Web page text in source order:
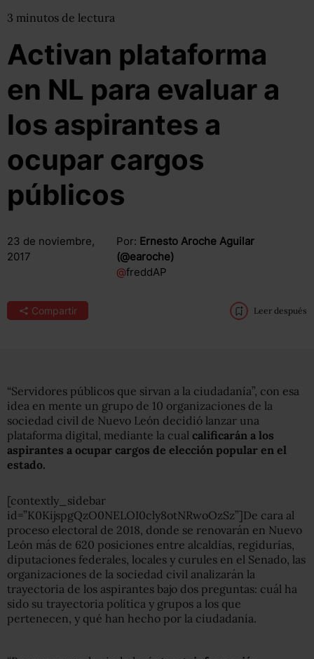
3 minutos de lectura
Activan plataforma
en NL para evaluar a
los aspirantes a
ocupar cargos
públicos
23 de noviembre,
2017
Por: Ernesto Aroche Aguilar
(@earoche)
@freddAP
Compartir Leer después
“Servidores públicos que sirvan a la ciudadanía”, con esa
idea en mente un grupo de 10 organizaciones de la
sociedad civil de Nuevo León decidió lanzar una
plataforma digital, mediante la cual calificarán a los
aspirantes a ocupar cargos de elección popular en el
estado.
[contextly_sidebar
id=”K0KijspgQzO0NELOI0cly8otNRwoOzSz”]De cara al
proceso electoral de 2018, donde se renovarán en Nuevo
León más de 620 posiciones entre alcaldías, regidurías,
diputaciones federales, locales y curules en el Senado, las
organizaciones de la sociedad civil analizarán la
trayectoria de los aspirantes bajo dos preguntas: cuál ha
sido su trayectoria política y grupos a los que
pertenecen, y qué han hecho por la ciudadanía.